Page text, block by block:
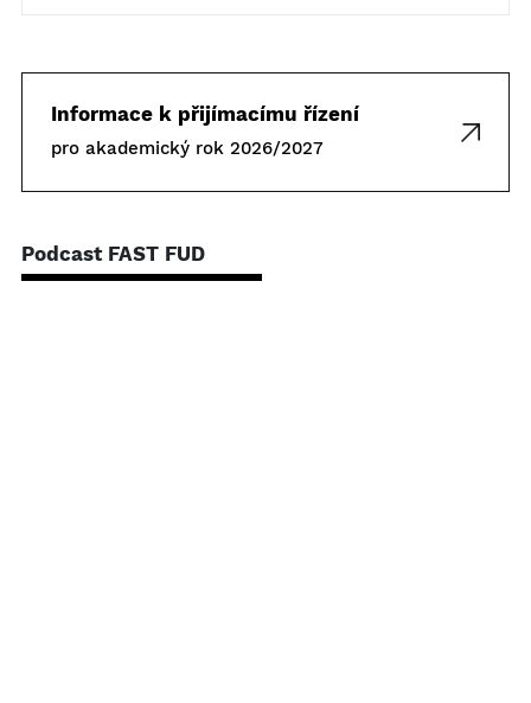
Informace k přijímacímu řízení
pro akademický rok 2026/2027
Podcast FAST FUD